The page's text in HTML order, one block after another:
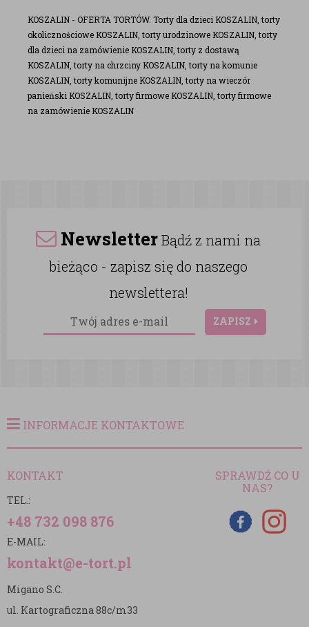
KOSZALIN - OFERTA TORTÓW. Torty dla dzieci KOSZALIN, torty
okolicznościowe KOSZALIN, torty urodzinowe KOSZALIN, torty
dla dzieci na zamówienie KOSZALIN, torty z dostawą
KOSZALIN, torty na chrzciny KOSZALIN, torty na komunie
KOSZALIN, torty komunijne KOSZALIN, torty na wieczór
panieński KOSZALIN, torty firmowe KOSZALIN, torty firmowe
na zamówienie KOSZALIN
NewsletterBądź z nami na
bieżąco - zapisz się do naszego
newslettera!
ZAPISZ
INFORMACJE KONTAKTOWE
KONTAKT
TEL.:
+48 732 098 876
E-MAIL:
kontakt@e-tort.pl
Migano S.C.
ul. Kartograficzna 88c/m33
SPRAWDŹ CO U
NAS?